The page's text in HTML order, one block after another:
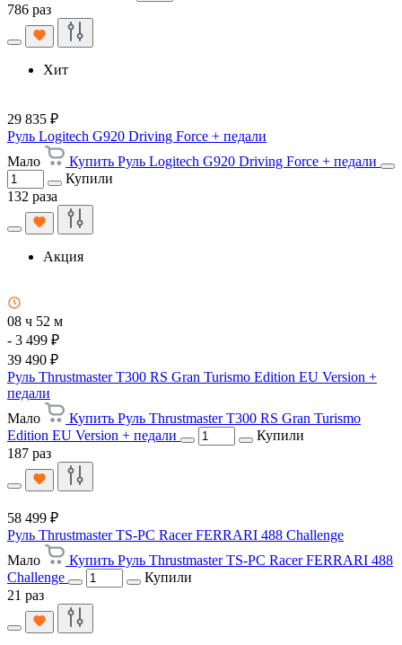
786 раз
Хит
29 835 ₽
Руль Logitech G920 Driving Force + педали
Мало
Купить Руль Logitech G920 Driving Force + педали
Купили
132 раза
Акция
08 ч 52 м
- 3 499 ₽
39 490 ₽
Руль Thrustmaster T300 RS Gran Turismo Edition EU Version +
педали
Мало
Купить Руль Thrustmaster T300 RS Gran Turismo
Edition EU Version + педали
Купили
187 раз
58 499 ₽
Руль Thrustmaster TS-PC Racer FERRARI 488 Challenge
Мало
Купить Руль Thrustmaster TS-PC Racer FERRARI 488
Challenge
Купили
21 раз